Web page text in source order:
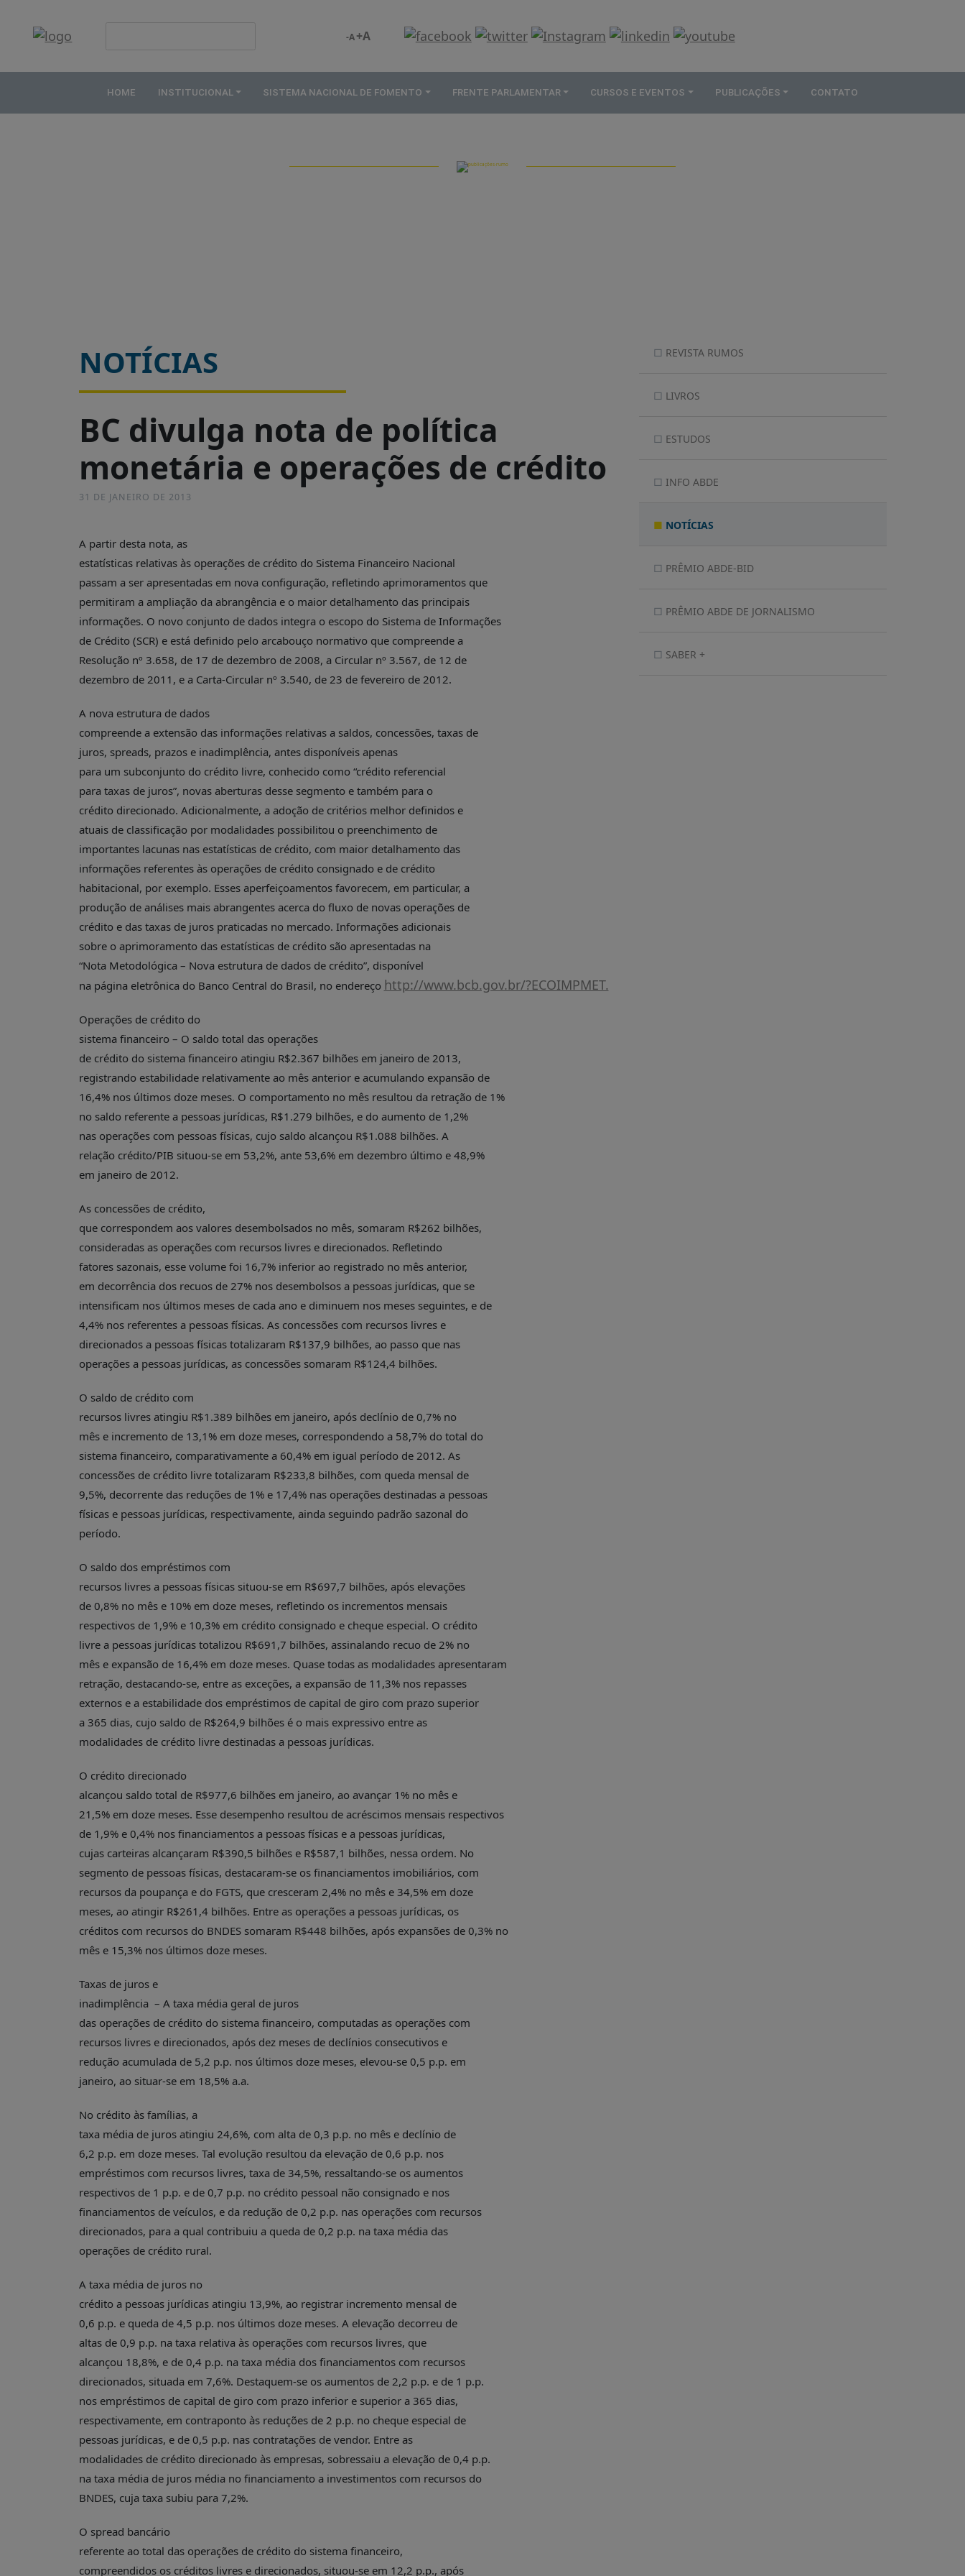
PARLAMENTAR
INFORMAÇÕES
INSCRIÇÕES
DISPONÍVEIS
JORNALISMO
-A+A
HOME INSTITUCIONAL SISTEMA NACIONAL DE FOMENTO FRENTE PARLAMENTAR CURSOS E EVENTOS PUBLICAÇÕES CONTATO
NOTÍCIAS
BC divulga nota de política
monetária e operações de crédito
31 DE JANEIRO DE 2013
A partir desta nota, as
estatísticas relativas às operações de crédito do Sistema Financeiro Nacional
passam a ser apresentadas em nova configuração, refletindo aprimoramentos que
permitiram a ampliação da abrangência e o maior detalhamento das principais
informações. O novo conjunto de dados integra o escopo do Sistema de Informações
de Crédito (SCR) e está definido pelo arcabouço normativo que compreende a
Resolução nº 3.658, de 17 de dezembro de 2008, a Circular nº 3.567, de 12 de
dezembro de 2011, e a Carta-Circular nº 3.540, de 23 de fevereiro de 2012.
A nova estrutura de dados
compreende a extensão das informações relativas a saldos, concessões, taxas de
juros, spreads, prazos e inadimplência, antes disponíveis apenas
para um subconjunto do crédito livre, conhecido como “crédito referencial
para taxas de juros”, novas aberturas desse segmento e também para o
crédito direcionado. Adicionalmente, a adoção de critérios melhor definidos e
atuais de classificação por modalidades possibilitou o preenchimento de
importantes lacunas nas estatísticas de crédito, com maior detalhamento das
informações referentes às operações de crédito consignado e de crédito
habitacional, por exemplo. Esses aperfeiçoamentos favorecem, em particular, a
produção de análises mais abrangentes acerca do fluxo de novas operações de
crédito e das taxas de juros praticadas no mercado. Informações adicionais
sobre o aprimoramento das estatísticas de crédito são apresentadas na
“Nota Metodológica – Nova estrutura de dados de crédito”, disponível
na página eletrônica do Banco Central do Brasil, no endereço http://www.bcb.gov.br/?ECOIMPMET.
Operações de crédito do
sistema financeiro – O saldo total das operações
de crédito do sistema financeiro atingiu R$2.367 bilhões em janeiro de 2013,
registrando estabilidade relativamente ao mês anterior e acumulando expansão de
16,4% nos últimos doze meses. O comportamento no mês resultou da retração de 1%
no saldo referente a pessoas jurídicas, R$1.279 bilhões, e do aumento de 1,2%
nas operações com pessoas físicas, cujo saldo alcançou R$1.088 bilhões. A
relação crédito/PIB situou-se em 53,2%, ante 53,6% em dezembro último e 48,9%
em janeiro de 2012.
As concessões de crédito,
que correspondem aos valores desembolsados no mês, somaram R$262 bilhões,
consideradas as operações com recursos livres e direcionados. Refletindo
fatores sazonais, esse volume foi 16,7% inferior ao registrado no mês anterior,
em decorrência dos recuos de 27% nos desembolsos a pessoas jurídicas, que se
intensificam nos últimos meses de cada ano e diminuem nos meses seguintes, e de
4,4% nos referentes a pessoas físicas. As concessões com recursos livres e
direcionados a pessoas físicas totalizaram R$137,9 bilhões, ao passo que nas
operações a pessoas jurídicas, as concessões somaram R$124,4 bilhões.
O saldo de crédito com
recursos livres atingiu R$1.389 bilhões em janeiro, após declínio de 0,7% no
mês e incremento de 13,1% em doze meses, correspondendo a 58,7% do total do
sistema financeiro, comparativamente a 60,4% em igual período de 2012. As
concessões de crédito livre totalizaram R$233,8 bilhões, com queda mensal de
9,5%, decorrente das reduções de 1% e 17,4% nas operações destinadas a pessoas
físicas e pessoas jurídicas, respectivamente, ainda seguindo padrão sazonal do
período.
O saldo dos empréstimos com
recursos livres a pessoas físicas situou-se em R$697,7 bilhões, após elevações
de 0,8% no mês e 10% em doze meses, refletindo os incrementos mensais
respectivos de 1,9% e 10,3% em crédito consignado e cheque especial. O crédito
livre a pessoas jurídicas totalizou R$691,7 bilhões, assinalando recuo de 2% no
mês e expansão de 16,4% em doze meses. Quase todas as modalidades apresentaram
retração, destacando-se, entre as exceções, a expansão de 11,3% nos repasses
externos e a estabilidade dos empréstimos de capital de giro com prazo superior
a 365 dias, cujo saldo de R$264,9 bilhões é o mais expressivo entre as
modalidades de crédito livre destinadas a pessoas jurídicas.
O crédito direcionado
alcançou saldo total de R$977,6 bilhões em janeiro, ao avançar 1% no mês e
21,5% em doze meses. Esse desempenho resultou de acréscimos mensais respectivos
de 1,9% e 0,4% nos financiamentos a pessoas físicas e a pessoas jurídicas,
cujas carteiras alcançaram R$390,5 bilhões e R$587,1 bilhões, nessa ordem. No
segmento de pessoas físicas, destacaram-se os financiamentos imobiliários, com
recursos da poupança e do FGTS, que cresceram 2,4% no mês e 34,5% em doze
meses, ao atingir R$261,4 bilhões. Entre as operações a pessoas jurídicas, os
créditos com recursos do BNDES somaram R$448 bilhões, após expansões de 0,3% no
mês e 15,3% nos últimos doze meses.
Taxas de juros e
inadimplência – A taxa média geral de juros
das operações de crédito do sistema financeiro, computadas as operações com
recursos livres e direcionados, após dez meses de declínios consecutivos e
redução acumulada de 5,2 p.p. nos últimos doze meses, elevou-se 0,5 p.p. em
janeiro, ao situar-se em 18,5% a.a.
No crédito às famílias, a
taxa média de juros atingiu 24,6%, com alta de 0,3 p.p. no mês e declínio de
6,2 p.p. em doze meses. Tal evolução resultou da elevação de 0,6 p.p. nos
empréstimos com recursos livres, taxa de 34,5%, ressaltando-se os aumentos
respectivos de 1 p.p. e de 0,7 p.p. no crédito pessoal não consignado e nos
financiamentos de veículos, e da redução de 0,2 p.p. nas operações com recursos
direcionados, para a qual contribuiu a queda de 0,2 p.p. na taxa média das
operações de crédito rural.
A taxa média de juros no
crédito a pessoas jurídicas atingiu 13,9%, ao registrar incremento mensal de
0,6 p.p. e queda de 4,5 p.p. nos últimos doze meses. A elevação decorreu de
altas de 0,9 p.p. na taxa relativa às operações com recursos livres, que
alcançou 18,8%, e de 0,4 p.p. na taxa média dos financiamentos com recursos
direcionados, situada em 7,6%. Destaquem-se os aumentos de 2,2 p.p. e de 1 p.p.
nos empréstimos de capital de giro com prazo inferior e superior a 365 dias,
respectivamente, em contraponto às reduções de 2 p.p. no cheque especial de
pessoas jurídicas, e de 0,5 p.p. nas contratações de vendor. Entre as
modalidades de crédito direcionado às empresas, sobressaiu a elevação de 0,4 p.p.
na taxa média de juros média no financiamento a investimentos com recursos do
BNDES, cuja taxa subiu para 7,2%.
O spread bancário
referente ao total das operações de crédito do sistema financeiro,
compreendidos os créditos livres e direcionados, situou-se em 12,2 p.p., após
REVISTA RUMOS
LIVROS
ESTUDOS
INFO ABDE
NOTÍCIAS
PRÊMIO ABDE-BID
PRÊMIO ABDE DE JORNALISMO
SABER +